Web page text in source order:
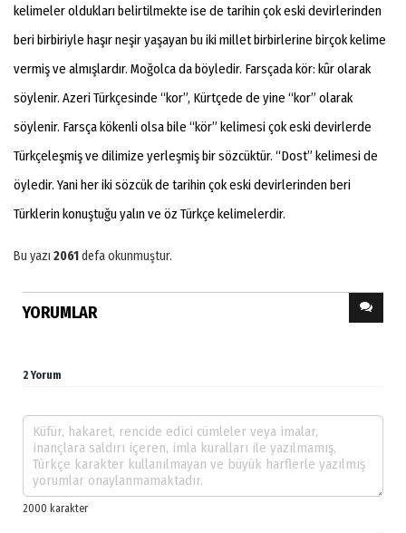
kelimeler oldukları belirtilmekte ise de tarihin çok eski devirlerinden
beri birbiriyle haşır neşir yaşayan bu iki millet birbirlerine birçok kelime
vermiş ve almışlardır. Moğolca da böyledir. Farsçada kör: kûr olarak
söylenir. Azeri Türkçesinde “kor”, Kürtçede de yine “kor” olarak
söylenir. Farsça kökenli olsa bile “kör” kelimesi çok eski devirlerde
Türkçeleşmiş ve dilimize yerleşmiş bir sözcüktür. “Dost” kelimesi de
öyledir. Yani her iki sözcük de tarihin çok eski devirlerinden beri
Türklerin konuştuğu yalın ve öz Türkçe kelimelerdir.
Bu yazı 2061defa okunmuştur.
YORUMLAR
2 Yorum